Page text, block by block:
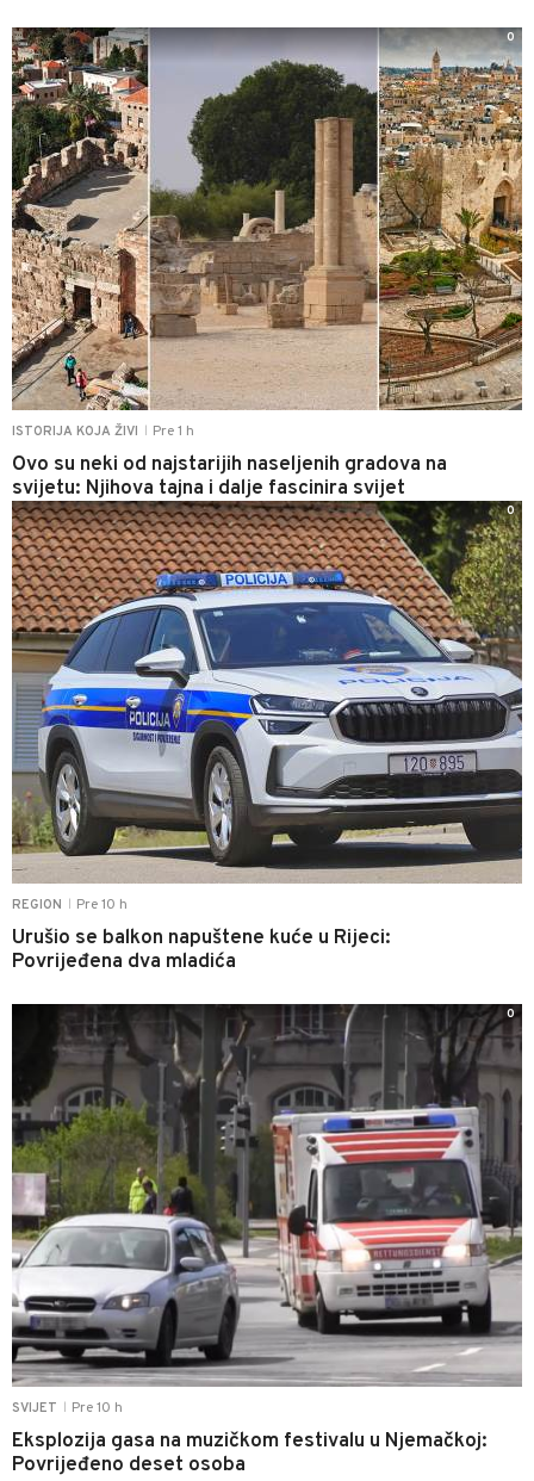
ISTORIJA KOJA ŽIVI Pre 1 h
Ovo su neki od najstarijih naseljenih gradova na
svijetu: Njihova tajna i dalje fascinira svijet
0
REGION Pre 10 h
Urušio se balkon napuštene kuće u Rijeci:
Povrijeđena dva mladića
0
SVIJET Pre 10 h
Eksplozija gasa na muzičkom festivalu u Njemačkoj:
Povrijeđeno deset osoba
0